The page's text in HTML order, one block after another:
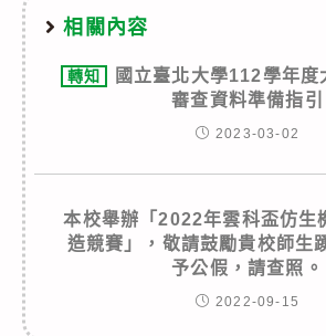
相關內容
轉知
國立臺北大學112學年度
審查資料準備指引
2023-03-02
本校舉辦「2022年雲科盃仿生
造競賽」，敬請鼓勵貴校師生
予公假，請查照。
2022-09-15